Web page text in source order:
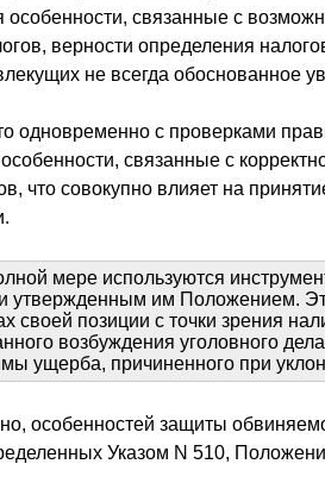
связанные с
верности определения
не всегда обоснованное
одновременно с проверками
связанные с
что совокупно влияет на
мере используются
утвержденным им Положением.
позиции с точки зрения
возбуждения уголовного
ущерба, причиненного при
особенностей защиты
Указом N 510,